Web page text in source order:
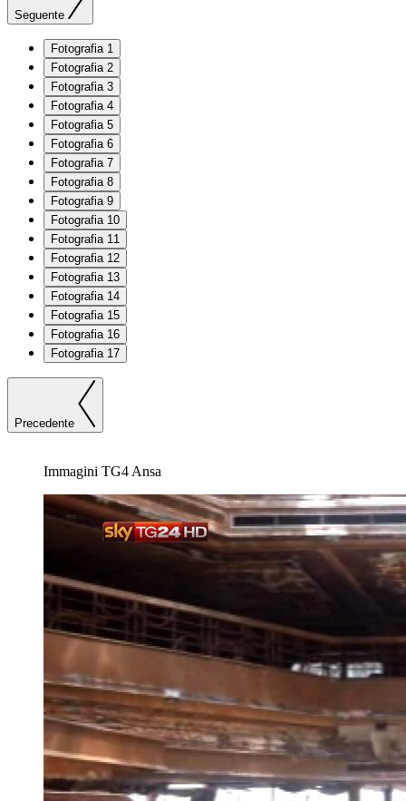
Seguente
Fotografia 1
Fotografia 2
Fotografia 3
Fotografia 4
Fotografia 5
Fotografia 6
Fotografia 7
Fotografia 8
Fotografia 9
Fotografia 10
Fotografia 11
Fotografia 12
Fotografia 13
Fotografia 14
Fotografia 15
Fotografia 16
Fotografia 17
Precedente
Immagini TG4 Ansa